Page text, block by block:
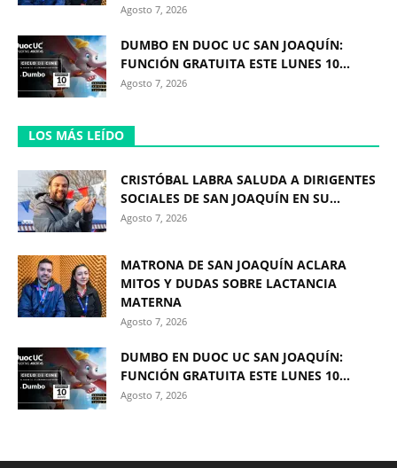
Agosto 7, 2026
DUMBO EN DUOC UC SAN JOAQUÍN:
FUNCIÓN GRATUITA ESTE LUNES 10...
Agosto 7, 2026
LOS MÁS LEÍDO
CRISTÓBAL LABRA SALUDA A DIRIGENTES
SOCIALES DE SAN JOAQUÍN EN SU...
Agosto 7, 2026
MATRONA DE SAN JOAQUÍN ACLARA
MITOS Y DUDAS SOBRE LACTANCIA
MATERNA
Agosto 7, 2026
DUMBO EN DUOC UC SAN JOAQUÍN:
FUNCIÓN GRATUITA ESTE LUNES 10...
Agosto 7, 2026